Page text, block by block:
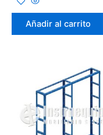
Añadir al carrito